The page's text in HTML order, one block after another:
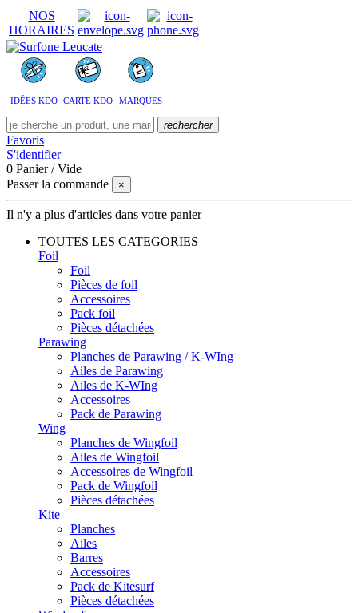
NOS
HORAIRES
IDÉES KDO CARTE KDO MARQUES
rechercher
Favoris
S'identifier
0 Panier /Vide
Passer la commande
×
Il n'y a plus d'articles dans votre panier
TOUTES LES CATEGORIES
Foil
Foil
Pièces de foil
Accessoires
Pack foil
Pièces détachées
Parawing
Planches de Parawing / K-WIng
Ailes de Parawing
Ailes de K-WIng
Accessoires
Pack de Parawing
Wing
Planches de Wingfoil
Ailes de Wingfoil
Accessoires de Wingfoil
Pack de Wingfoil
Pièces détachées
Kite
Planches
Ailes
Barres
Accessoires
Pack de Kitesurf
Pièces détachées